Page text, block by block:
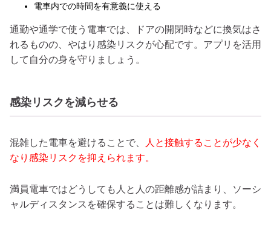
電車内での時間を有意義に使える
通勤や通学で使う電車では、ドアの開閉時などに換気はさ
れるものの、やはり感染リスクが心配です。アプリを活用
して自分の身を守りましょう。
感染リスクを減らせる
混雑した電車を避けることで、
人と接触することが少なく
なり感染リスクを抑えられます。
満員電車ではどうしても人と人の距離感が詰まり、ソーシ
ャルディスタンスを確保することは難しくなります。